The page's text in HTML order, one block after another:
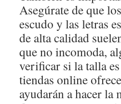
Asegúrate de que
escudo y las letras
de alta calidad
que no incomoda,
verificar si la talla
tiendas online
ayudarán a hacer la